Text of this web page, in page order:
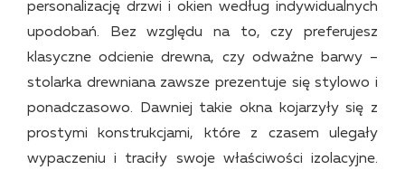
personalizację drzwi i okien według indywidualnych
upodobań. Bez względu na to, czy preferujesz
klasyczne odcienie drewna, czy odważne barwy –
stolarka drewniana zawsze prezentuje się stylowo i
ponadczasowo. Dawniej takie okna kojarzyły się z
prostymi konstrukcjami, które z czasem ulegały
wypaczeniu i traciły swoje właściwości izolacyjne.